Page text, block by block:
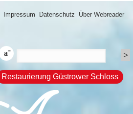
Impressum Datenschutz Über Webreader
Restaurierung Güstrower Schloss